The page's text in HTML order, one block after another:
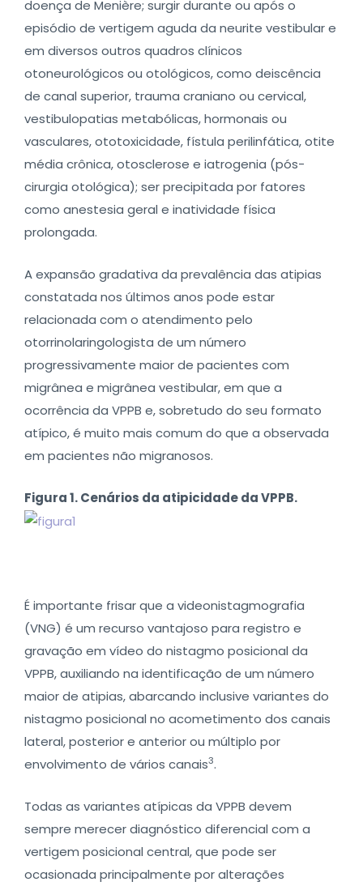
doença de Menière; surgir durante ou após o
episódio de vertigem aguda da neurite vestibular e
em diversos outros quadros clínicos
otoneurológicos ou otológicos, como deiscência
de canal superior, trauma craniano ou cervical,
vestibulopatias metabólicas, hormonais ou
vasculares, ototoxicidade, fístula perilinfática, otite
média crônica, otosclerose e iatrogenia (pós-
cirurgia otológica); ser precipitada por fatores
como anestesia geral e inatividade física
prolongada.
A expansão gradativa da prevalência das atipias
constatada nos últimos anos pode estar
relacionada com o atendimento pelo
otorrinolaringologista de um número
progressivamente maior de pacientes com
migrânea e migrânea vestibular, em que a
ocorrência da VPPB e, sobretudo do seu formato
atípico, é muito mais comum do que a observada
em pacientes não migranosos.
Figura 1. Cenários da atipicidade da VPPB.
É importante frisar que a videonistagmografia
(VNG) é um recurso vantajoso para registro e
gravação em vídeo do nistagmo posicional da
VPPB, auxiliando na identificação de um número
maior de atipias, abarcando inclusive variantes do
nistagmo posicional no acometimento dos canais
lateral, posterior e anterior ou múltiplo por
envolvimento de vários canais3.
Todas as variantes atípicas da VPPB devem
sempre merecer diagnóstico diferencial com a
vertigem posicional central, que pode ser
ocasionada principalmente por alterações